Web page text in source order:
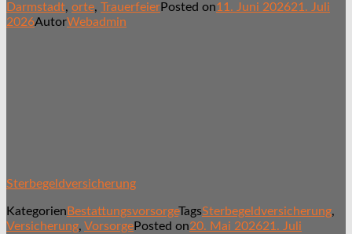
Darmstadt, orte, TrauerfeierPosted on11. Juni 202621. Juli
2026AutorWebadmin
Sterbegeldversicherung
Kategorien BestattungsvorsorgeTagsSterbegeldversicherung,
Versicherung, VorsorgePosted on20. Mai 202621. Juli